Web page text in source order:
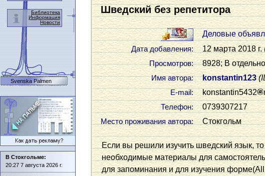
Шведский без репетитора
Деловые
Дата добавления: 12 марта 2018 г.
Просмотров: 8928; В
Имя автора: konstantin123
Е-mail: konstantin5432
Телефон: 0739307217
Место проживания автора: Стокгольм
Если вы решили изучить шведский язык, то
необходимые материалы для
для запоминания и для изучения
Библиотека
Информация
Новости
Svenska Palmen
В Стокгольме:
20:27 7 августа 2026 г.